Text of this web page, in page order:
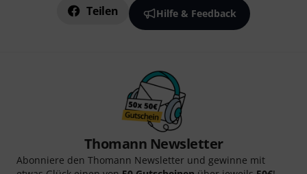
Teilen Hilfe & Feedback
Thomann Newsletter
Abonniere den Thomann Newsletter und gewinne mit